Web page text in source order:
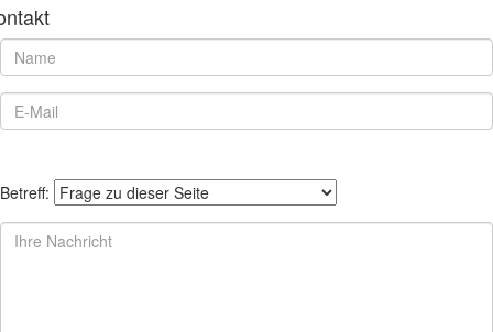
Betreff: